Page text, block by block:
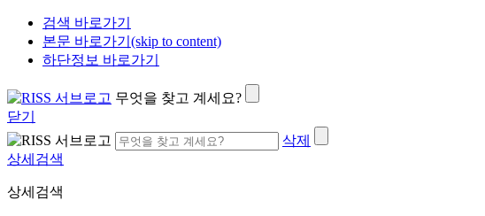
검색 바로가기
본문 바로가기(skip to content)
하단정보 바로가기
무엇을 찾고 계세요?
닫기
삭제
상세검색
상세검색